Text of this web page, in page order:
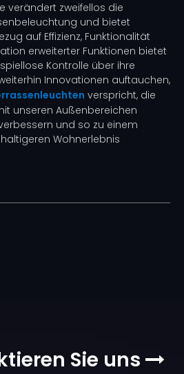
verändert zweifellos die
und bietet
auf Effizienz, Funktionalität
erweiterter Funktionen bietet
Kontrolle über ihre
Innovationen auftauchen,
verspricht, die
unseren Außenbereichen
und so zu einem
Wohnerlebnis
Sie uns 